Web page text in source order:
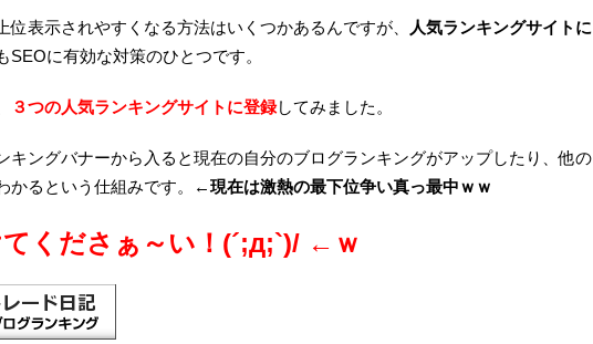
位表示されやすくなる方法はいくつかあるんですが、
人気ランキングサイトに
SEOに有効な対策のひとつです。
３つの人気ランキングサイトに登録してみました。
キングバナーから入ると現在の自分のブログランキングがアップしたり、他の
かるという仕組みです。
←現在は激熱の最下位争い真っ最中ｗｗ
くださぁ～い！(´;д;`)/ ←ｗ